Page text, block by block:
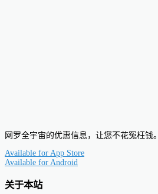
网罗全宇宙的优惠信息，让您不花冤枉钱。
Available for App Store
Available for Android
关于本站